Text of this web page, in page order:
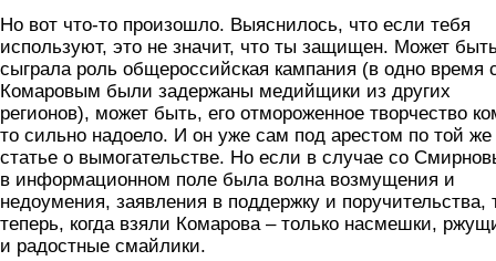
Но вот что-то произошло. Выяснилось, что если тебя
используют, это не значит, что ты защищен. Может
сыграла роль общероссийская кампания (в одно время
Комаровым были задержаны медийщики из других
регионов), может быть, его отмороженное творчество
то сильно надоело. И он уже сам под арестом по той же
статье о вымогательстве. Но если в случае со
в информационном поле была волна возмущения и
недоумения, заявления в поддержку и поручительства,
теперь, когда взяли Комарова – только насмешки,
и радостные смайлики.